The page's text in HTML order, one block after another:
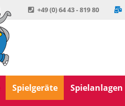
+49 (0) 64 43 - 819 80
Spielgeräte Spielanlagen